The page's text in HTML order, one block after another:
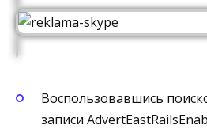
Воспользовавшись
записи